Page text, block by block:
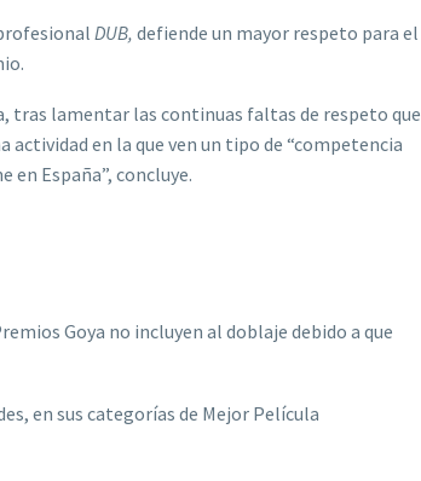
DUB, defiende un mayor respeto para el
tras lamentar las continuas faltas de respeto que
en la que ven un tipo de “competencia
en España”, concluye.
Goya no incluyen al doblaje debido a que
en sus categorías de Mejor Película